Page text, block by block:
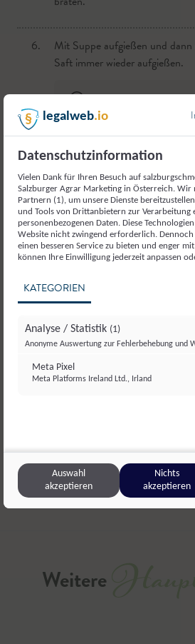
6.
Mit Suppe aufgießen und
Saft immer wieder aufgießen.
da der Hals ein eher
Fleischteil ist.
7.
Die Garzeit beträgt etwa 1-
Fleisch.
TIPP: Zum Prüfen, ob
fertig ist, kann es mit
fest im Fleisch braucht
es fertig.
Salzburg schmeckt
Dieses Rezept ausdrucken
Liken
Weitere
legalweb.io
Datenschutzinformation
Vielen Dank für Ihren Besuch auf
Salzburger Agrar Marketing in Österreich. Wir
Partnern (1), um unsere Dienste
und Tools von Drittanbietern zur Verarbeitung
personenbezogenen Daten. Diese
Website nicht zwingend erforderlich. Dennoch
einen besseren Service zu bieten und enger
können Ihre Einwilligung jederzeit anpassen
KATEGORIEN
Analyse / Statistik (1)
Anonyme Auswertung zur Fehlerbehebung und
Meta Pixel
Meta Platforms Ireland Ltd., Irland
Auswahl
akzeptieren
Nichts
akzeptieren